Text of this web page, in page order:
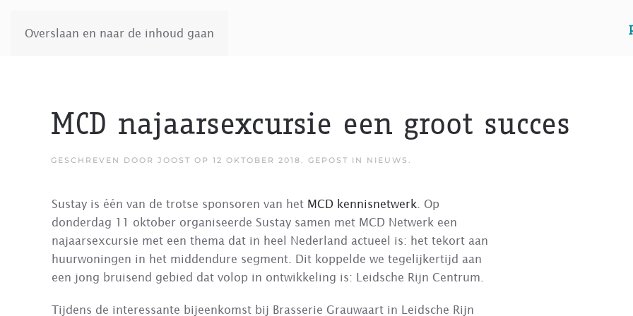
Overslaan en naar de inhoud gaan
MCD najaarsexcursie een groot succes
GESCHREVEN DOOR JOOST OP 12 OKTOBER 2018. GEPOST IN NIEUWS .
Sustay is één van de trotse sponsoren van het MCD kennisnetwerk . Op
donderdag 11 oktober organiseerde Sustay samen met MCD Netwerk een
najaarsexcursie met een thema dat in heel Nederland actueel is: het tekort aan
huurwoningen in het middendure segment. Dit koppelde we tegelijkertijd aan
een jong bruisend gebied dat volop in ontwikkeling is: Leidsche Rijn Centrum.
Tijdens de interessante bijeenkomst bij Brasserie Grauwaart in Leidsche Rijn